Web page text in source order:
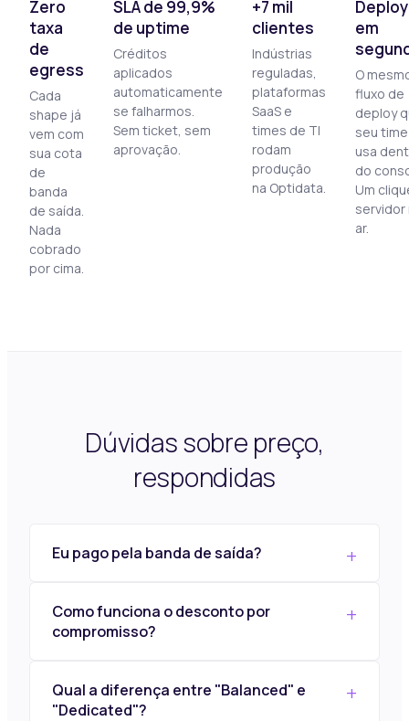
Zero
taxa
de
egress
Cada
shape já
vem com
sua cota
de
banda
de saída.
Nada
cobrado
por cima.
SLA de 99,9%
de uptime
Créditos
aplicados
automaticamente
se falharmos.
Sem ticket, sem
aprovação.
+7 mil
clientes
Indústrias
reguladas,
plataformas
SaaS e
times de TI
rodam
produção
na Optidata.
Deploy
em
O
fluxo de
deploy
seu time
usa
do
Um
servidor
ar.
Dúvidas sobre preço,
respondidas
Eu pago pela banda de saída?
Como funciona o desconto por
compromisso?
Qual a diferença entre "Balanced" e
"Dedicated"?